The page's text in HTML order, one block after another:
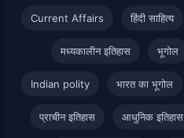
Current Affairs हिंदी साहित्य
मध्यकालीन इतिहास भूगोल
Indian polity भारत का भूगोल
प्राचीन इतिहास आधुनिक इतिहास